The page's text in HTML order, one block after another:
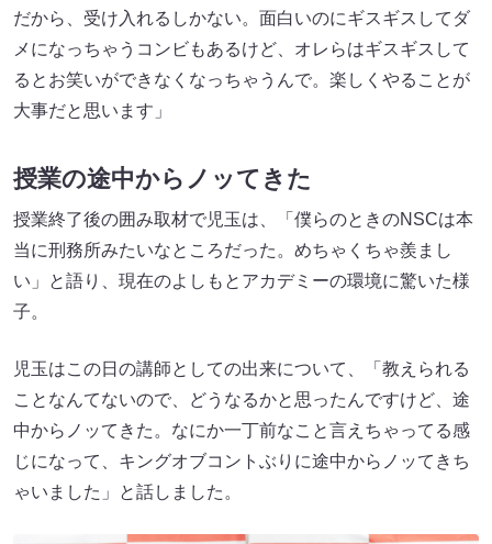
だから、受け入れるしかない。面白いのにギスギスしてダ
メになっちゃうコンビもあるけど、オレらはギスギスして
るとお笑いができなくなっちゃうんで。楽しくやることが
大事だと思います」
授業の途中からノッてきた
授業終了後の囲み取材で児玉は、「僕らのときのNSCは本
当に刑務所みたいなところだった。めちゃくちゃ羨まし
い」と語り、現在のよしもとアカデミーの環境に驚いた様
子。
児玉はこの日の講師としての出来について、「教えられる
ことなんてないので、どうなるかと思ったんですけど、途
中からノッてきた。なにか一丁前なこと言えちゃってる感
じになって、キングオブコントぶりに途中からノッてきち
ゃいました」と話しました。